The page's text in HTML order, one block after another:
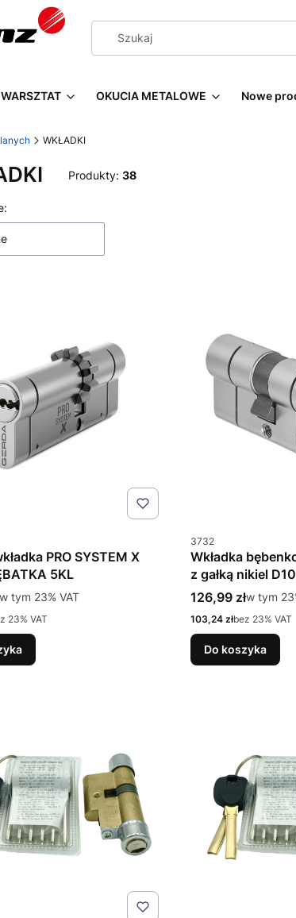
WARSZTAT OKUCIA METALOWE Nowe
WKŁADKI
Produkty: 38
PRO SYSTEM X
5KL
tym %s VAT
w tym 23% VAT
23% VAT
Kod produktu
3732
Wkładka
z gałką nikiel
Cena brutto
126,99 złw tym %s
w tym
Cena netto
103,24 złbez 23% VAT
Do koszyka